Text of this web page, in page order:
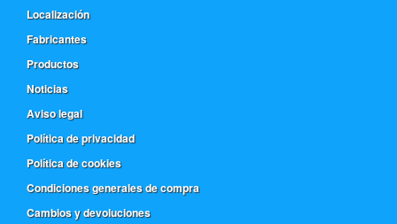
Localización
Fabricantes
Productos
Noticias
Aviso legal
Política de privacidad
Política de cookies
Condiciones generales de compra
Cambios y devoluciones